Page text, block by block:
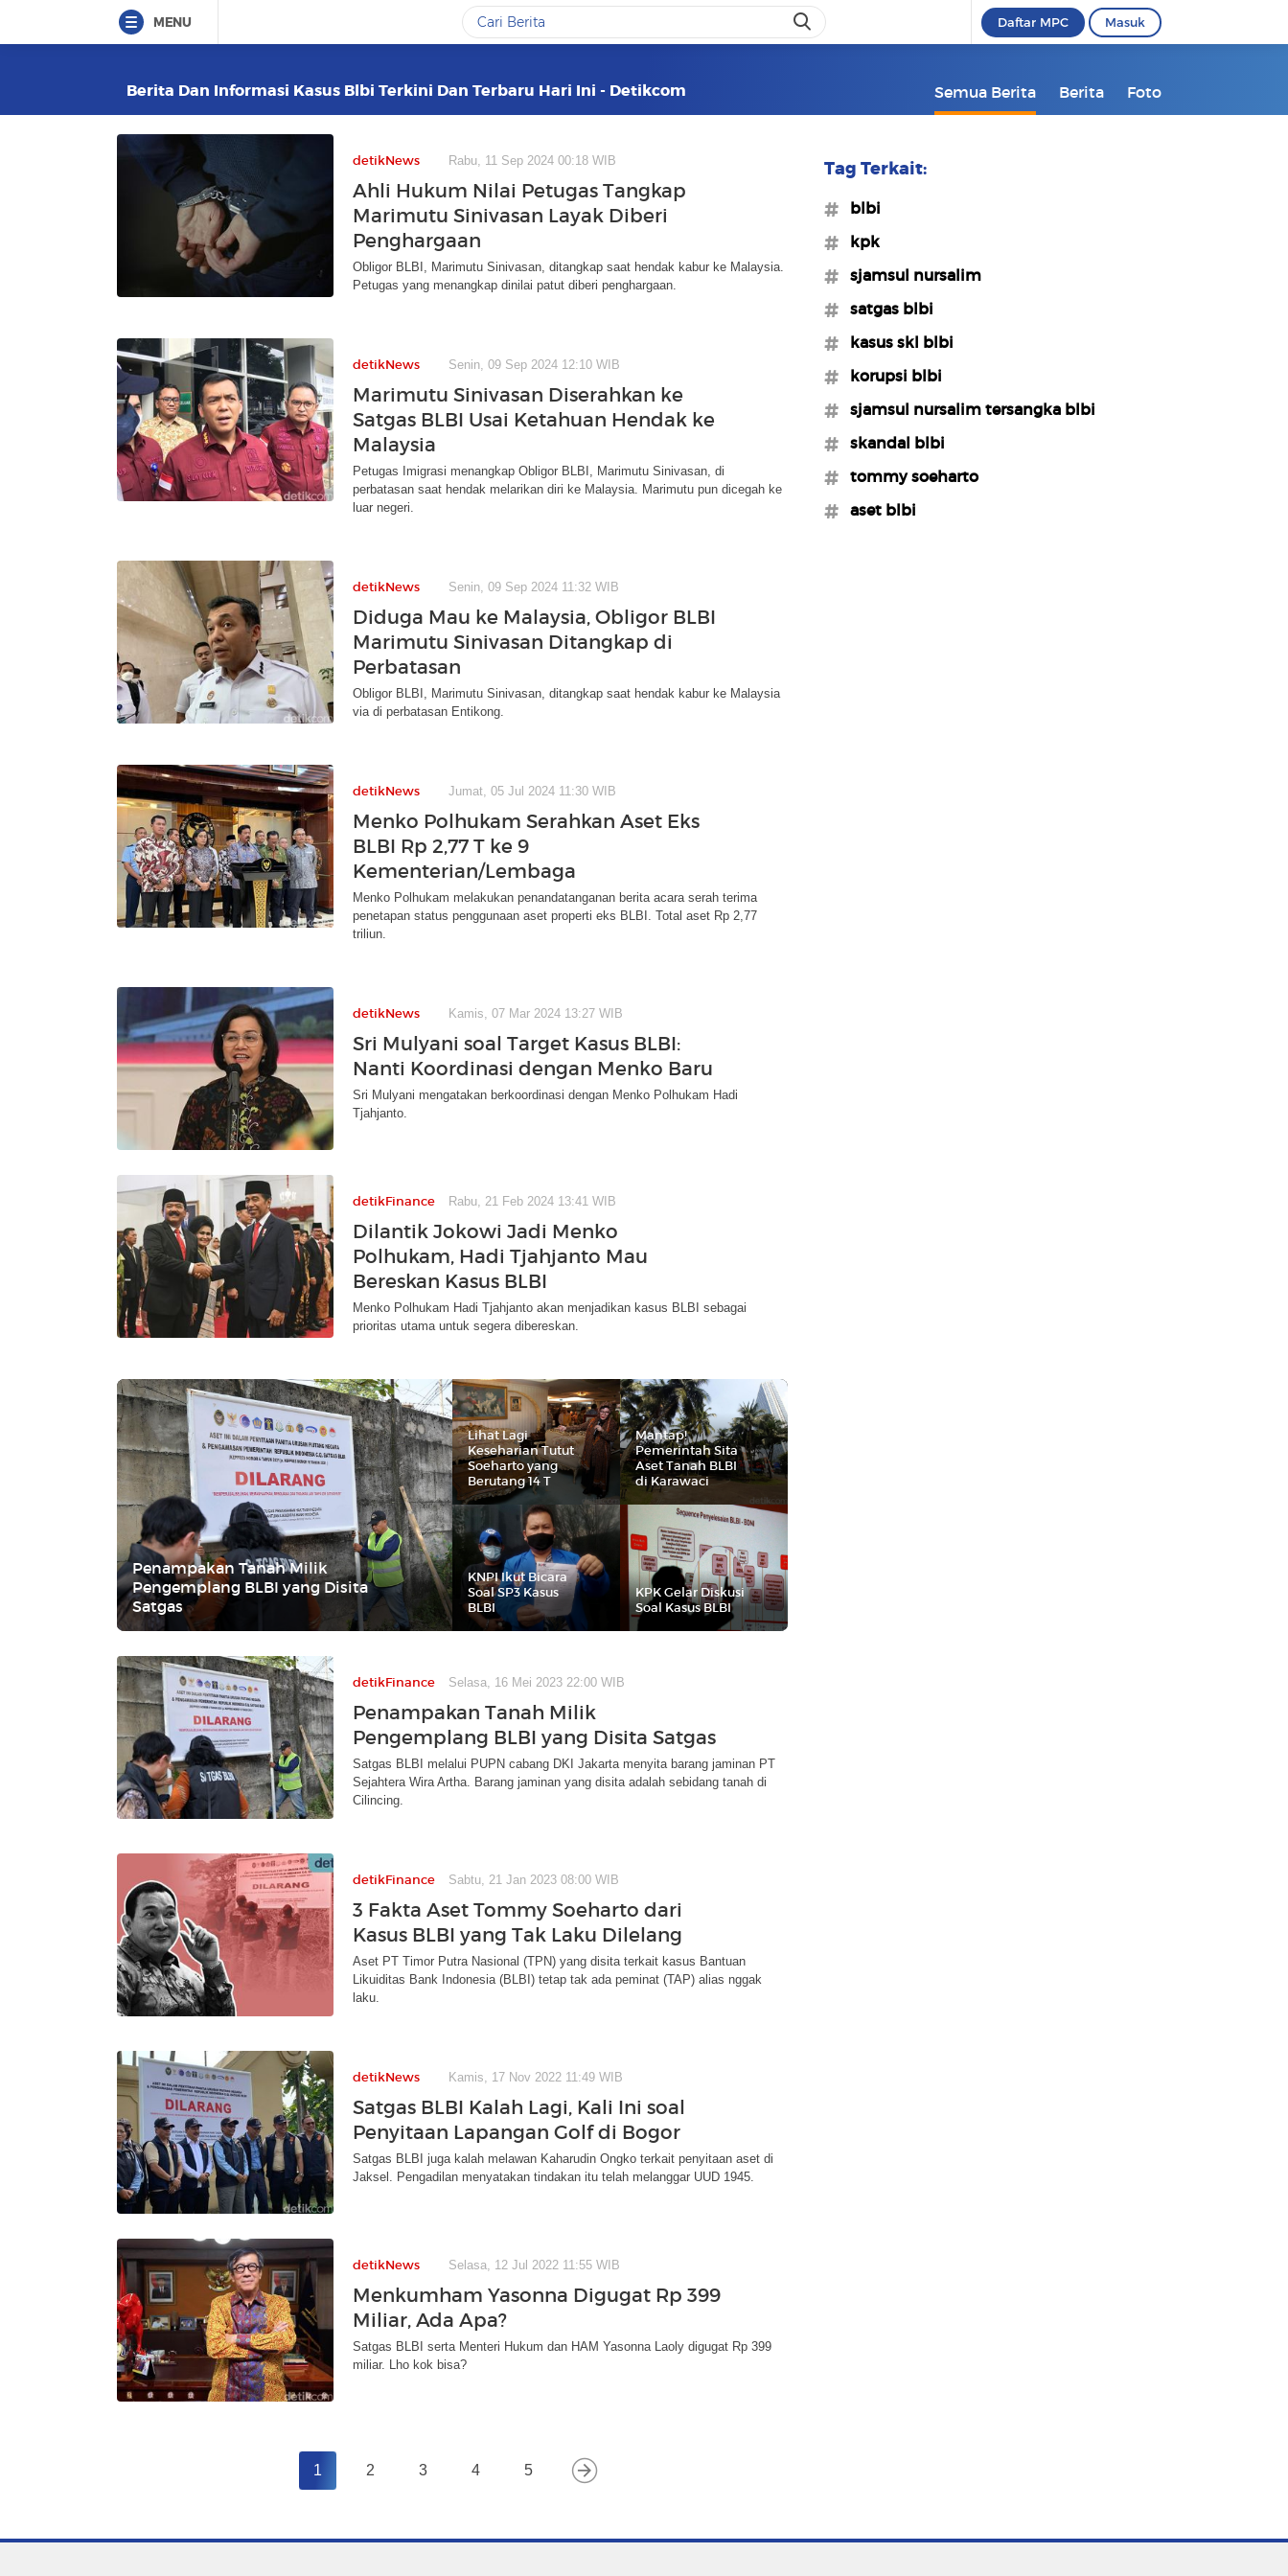
MENU Daftar MPC Masuk
Berita Dan Informasi Kasus Blbi Terkini Dan Terbaru Hari Ini - Detikcom Semua Berita Berita Foto
detikNews Rabu, 11 Sep 2024 00:18 WIB
Ahli Hukum Nilai Petugas Tangkap
Marimutu Sinivasan Layak Diberi
Penghargaan
Obligor BLBI, Marimutu Sinivasan, ditangkap saat hendak kabur ke Malaysia.
Petugas yang menangkap dinilai patut diberi penghargaan.
detikNews Senin, 09 Sep 2024 12:10 WIB
Marimutu Sinivasan Diserahkan ke
Satgas BLBI Usai Ketahuan Hendak ke
Malaysia
Petugas Imigrasi menangkap Obligor BLBI, Marimutu Sinivasan, di
perbatasan saat hendak melarikan diri ke Malaysia. Marimutu pun dicegah ke
luar negeri.
detikNews Senin, 09 Sep 2024 11:32 WIB
Diduga Mau ke Malaysia, Obligor BLBI
Marimutu Sinivasan Ditangkap di
Perbatasan
Obligor BLBI, Marimutu Sinivasan, ditangkap saat hendak kabur ke Malaysia
via di perbatasan Entikong.
detikNews Jumat, 05 Jul 2024 11:30 WIB
Menko Polhukam Serahkan Aset Eks
BLBI Rp 2,77 T ke 9
Kementerian/Lembaga
Menko Polhukam melakukan penandatanganan berita acara serah terima
penetapan status penggunaan aset properti eks BLBI. Total aset Rp 2,77
triliun.
detikNews Kamis, 07 Mar 2024 13:27 WIB
Sri Mulyani soal Target Kasus BLBI:
Nanti Koordinasi dengan Menko Baru
Sri Mulyani mengatakan berkoordinasi dengan Menko Polhukam Hadi
Tjahjanto.
detikFinance Rabu, 21 Feb 2024 13:41 WIB
Dilantik Jokowi Jadi Menko
Polhukam, Hadi Tjahjanto Mau
Bereskan Kasus BLBI
Menko Polhukam Hadi Tjahjanto akan menjadikan kasus BLBI sebagai
prioritas utama untuk segera dibereskan.
Penampakan Tanah Milik
Pengemplang BLBI yang Disita
Satgas
Lihat Lagi
Keseharian Tutut
Soeharto yang
Berutang 14 T
Mantap!
Pemerintah Sita
Aset Tanah BLBI
di Karawaci
KNPI Ikut Bicara
Soal SP3 Kasus
BLBI
KPK Gelar Diskusi
Soal Kasus BLBI
detikFinance Selasa, 16 Mei 2023 22:00 WIB
Penampakan Tanah Milik
Pengemplang BLBI yang Disita Satgas
Satgas BLBI melalui PUPN cabang DKI Jakarta menyita barang jaminan PT
Sejahtera Wira Artha. Barang jaminan yang disita adalah sebidang tanah di
Cilincing.
detikFinance Sabtu, 21 Jan 2023 08:00 WIB
3 Fakta Aset Tommy Soeharto dari
Kasus BLBI yang Tak Laku Dilelang
Aset PT Timor Putra Nasional (TPN) yang disita terkait kasus Bantuan
Likuiditas Bank Indonesia (BLBI) tetap tak ada peminat (TAP) alias nggak
laku.
detikNews Kamis, 17 Nov 2022 11:49 WIB
Satgas BLBI Kalah Lagi, Kali Ini soal
Penyitaan Lapangan Golf di Bogor
Satgas BLBI juga kalah melawan Kaharudin Ongko terkait penyitaan aset di
Jaksel. Pengadilan menyatakan tindakan itu telah melanggar UUD 1945.
detikNews Selasa, 12 Jul 2022 11:55 WIB
Menkumham Yasonna Digugat Rp 399
Miliar, Ada Apa?
Satgas BLBI serta Menteri Hukum dan HAM Yasonna Laoly digugat Rp 399
miliar. Lho kok bisa?
1 2 3 4 5
Tag Terkait:
#blbi
#kpk
#sjamsul nursalim
#satgas blbi
#kasus skl blbi
#korupsi blbi
#sjamsul nursalim tersangka blbi
#skandal blbi
#tommy soeharto
#aset blbi